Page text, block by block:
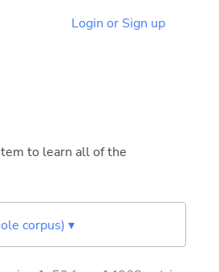
Login or Sign up
to learn all of the
corpus) ▾